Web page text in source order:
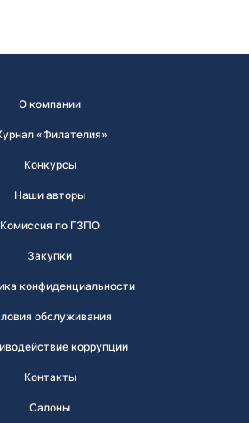
О компании
«Филателия»
Конкурсы
Наши авторы
Комиссия по ГЗПО
Закупки
конфиденциальности
обслуживания
коррупции
Контакты
Салоны